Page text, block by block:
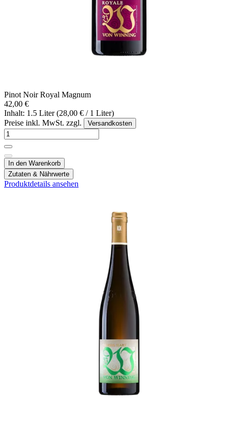
Pinot Noir Royal Magnum
42,00 €
Inhalt: 1.5 Liter (28,00 € / 1 Liter)
Preise inkl. MwSt. zzgl.
Versandkosten
In den Warenkorb
Zutaten & Nährwerte
Produktdetails ansehen